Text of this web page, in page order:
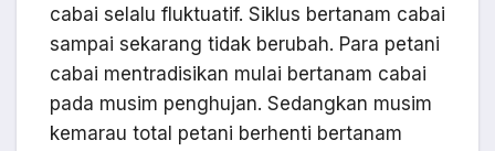
cabai selalu fluktuatif. Siklus bertanam cabai
sampai sekarang tidak berubah. Para petani
cabai mentradisikan mulai bertanam cabai
pada musim penghujan. Sedangkan musim
kemarau total petani berhenti bertanam